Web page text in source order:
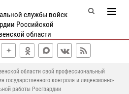
службы войск
Российской
области
области свой профессиональный
государственного контроля и лицензионно-
работы Росгвардии